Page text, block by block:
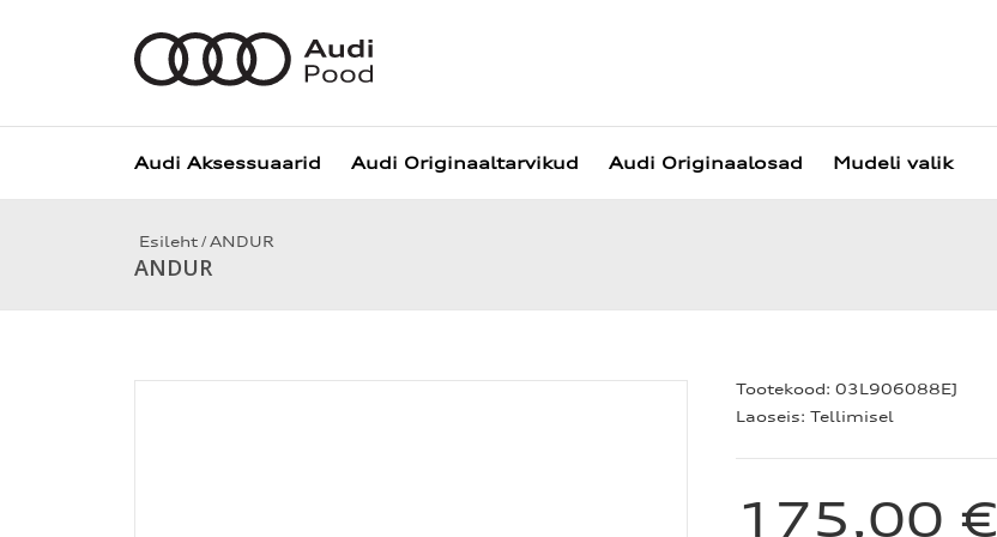
Audi Aksessuaarid Audi Originaaltarvikud Audi Originaalosad Mudeli valik
Esileht / ANDUR
ANDUR
Tootekood: 03L906088EJ
Laoseis: Tellimisel
175,00 €